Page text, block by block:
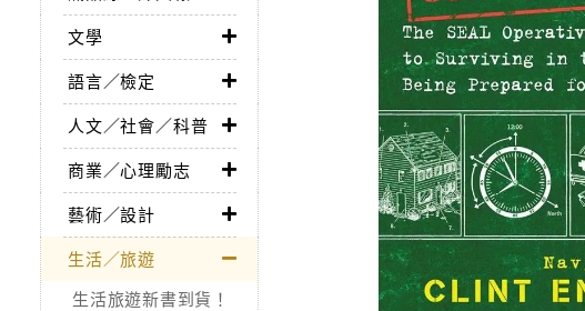
文學
語言／檢定
人文／社會／科普
商業／心理勵志
藝術／設計
生活／旅遊
生活旅遊新書到貨！